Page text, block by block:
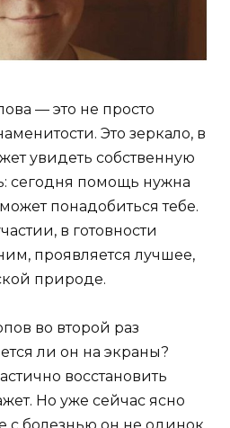
— это не просто
Это зеркало, в
увидеть собственную
сегодня помощь нужна
понадобиться тебе.
в готовности
проявляется лучшее,
природе.
во второй раз
ли он на экраны?
восстановить
Но уже сейчас ясно